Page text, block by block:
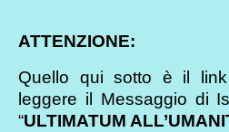
ATTENZIONE:
Quello qui sotto è il
leggere il Messaggio di
“ULTIMATUM